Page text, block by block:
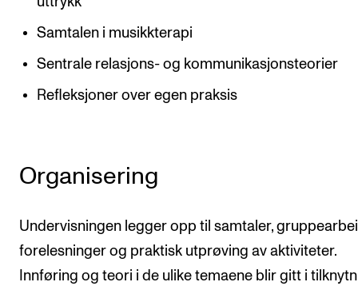
Samtalen i musikkterapi
Sentrale relasjons- og kommunikasjonsteorier
Refleksjoner over egen praksis
Organisering
Undervisningen legger opp til samtaler,
forelesninger og praktisk utprøving av aktiviteter.
Innføring og teori i de ulike temaene blir gitt i